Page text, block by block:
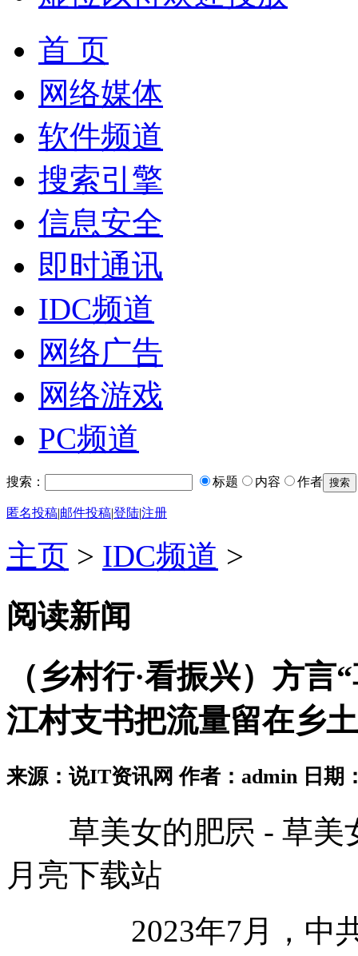
首 页
网络媒体
软件频道
搜索引擎
信息安全
即时通讯
IDC频道
网络广告
网络游戏
PC频道
搜索： 标题 内容 作者
匿名投稿|邮件投稿|登陆|注册
主页 > IDC频道 >
阅读新闻
（乡村行·看振兴）方
江村支书把流量留在乡
来源：说IT资讯网 作者：admin 日期
草美女的肥屄 - 草美
月亮下载站
2023年7月，中共中